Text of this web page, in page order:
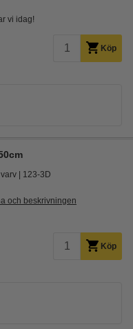
vi idag!
Köp
123-3D
och beskrivningen
Köp